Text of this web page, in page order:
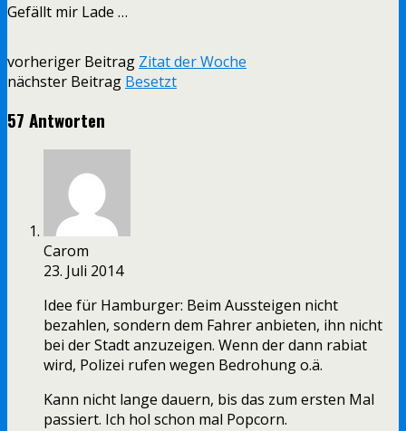
Gefällt mir Lade …
vorheriger Beitrag Zitat der Woche
nächster Beitrag Besetzt
57 Antworten
Carom
23. Juli 2014
Idee für Hamburger: Beim Aussteigen nicht
bezahlen, sondern dem Fahrer anbieten, ihn nicht
bei der Stadt anzuzeigen. Wenn der dann rabiat
wird, Polizei rufen wegen Bedrohung o.ä.
Kann nicht lange dauern, bis das zum ersten Mal
passiert. Ich hol schon mal Popcorn.